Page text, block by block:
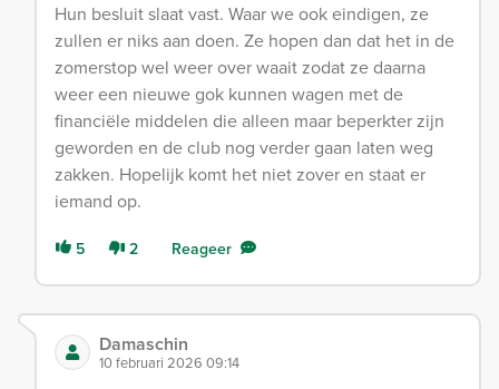
Hun besluit slaat vast. Waar we ook eindigen, ze
zullen er niks aan doen. Ze hopen dan dat het in de
zomerstop wel weer over waait zodat ze daarna
weer een nieuwe gok kunnen wagen met de
financiële middelen die alleen maar beperkter zijn
geworden en de club nog verder gaan laten weg
zakken. Hopelijk komt het niet zover en staat er
iemand op.
5 2 Reageer
Damaschin
10 februari 2026 09:14